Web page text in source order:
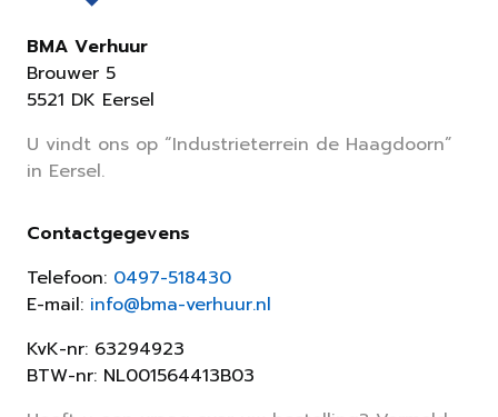
BMA Verhuur
Brouwer 5
5521 DK Eersel
U vindt ons op “Industrieterrein de Haagdoorn”
in Eersel.
Contactgegevens
Telefoon: 0497-518430
E-mail: info@bma-verhuur.nl
KvK-nr: 63294923
BTW-nr: NL001564413B03